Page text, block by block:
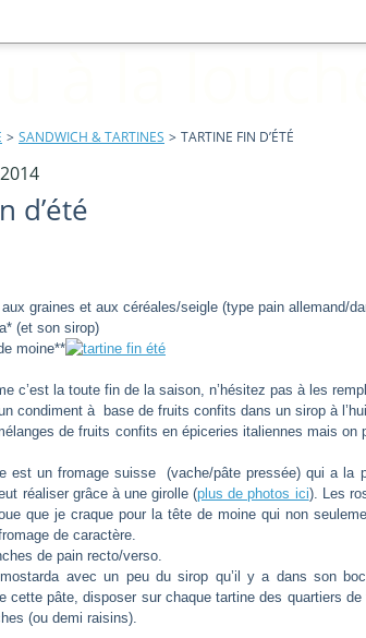
> SANDWICH & TARTINES > TARTINE FIN D’ÉTÉ
d’été
graines et aux céréales/seigle (type pain allemand/
(et son sirop)
moine**
c’est la toute fin de la saison, n’hésitez pas à les
condiment à base de fruits confits dans un sirop à
de fruits confits en épiceries italiennes mais on
est un fromage suisse (vache/pâte pressée) qui a la
réaliser grâce à une girolle (plus de photos ici). Les
que je craque pour la tête de moine qui non
de caractère.
de pain recto/verso.
avec un peu du sirop qu’il y a dans son
cette pâte, disposer sur chaque tartine des quartiers
(ou demi raisins).